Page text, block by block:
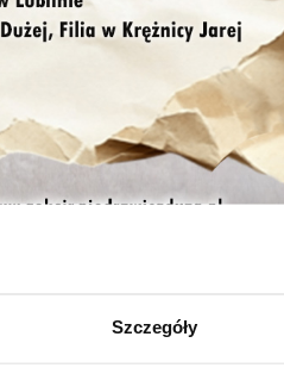
Szczegóły